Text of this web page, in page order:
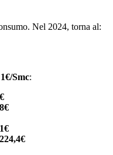
Nel 2024, torna al:
1€/Smc:
224,4€